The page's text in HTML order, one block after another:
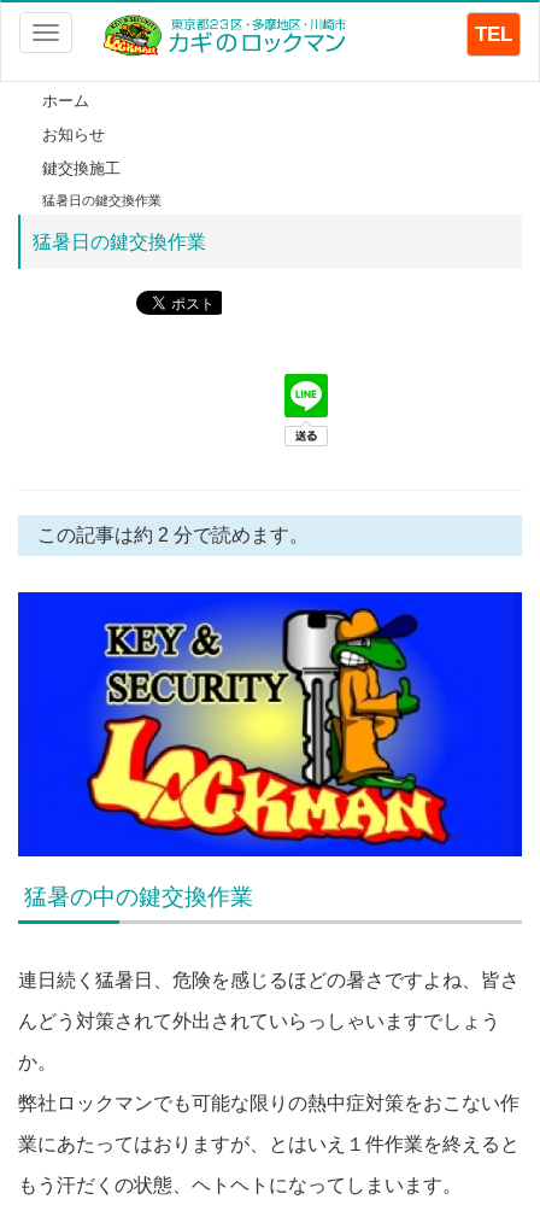
Toggle
navigation
TEL
ホーム
お知らせ
鍵交換施工
猛暑日の鍵交換作業
猛暑日の鍵交換作業
この記事は約 2 分で読めます。
猛暑の中の鍵交換作業
連日続く猛暑日、危険を感じるほどの暑さですよね、皆さ
んどう対策されて外出されていらっしゃいますでしょう
か。
弊社ロックマンでも可能な限りの熱中症対策をおこない作
業にあたってはおりますが、とはいえ１件作業を終えると
もう汗だくの状態、ヘトヘトになってしまいます。